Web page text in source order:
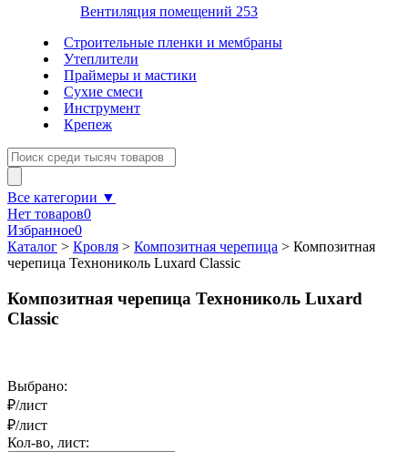
Вентиляция помещений 253
Строительные пленки и мембраны
Утеплители
Праймеры и мастики
Сухие смеси
Инструмент
Крепеж
Все категории ▼
Нет товаров0
Избранное0
Каталог > Кровля > Композитная черепица > Композитная
черепица Технониколь Luxard Classic
Композитная черепица Технониколь Luxard
Classic
Выбрано:
₽/лист
₽/лист
Кол-во, лист: